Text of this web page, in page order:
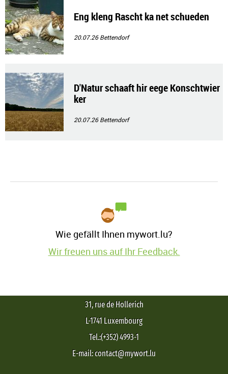
Eng kleng Rascht ka net schueden
20.07.26Bettendorf
D'Natur schaaft hir eege Konschtwier
ker
20.07.26Bettendorf
Wie gefällt Ihnen mywort.lu?
Wir freuen uns auf Ihr Feedback.
31, rue de Hollerich
L-1741 Luxembourg
Tel.:(+352) 4993-1
E-mail: contact@mywort.lu